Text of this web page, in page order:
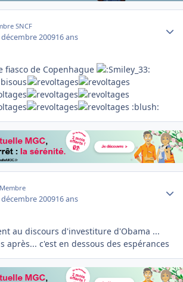
SNCF
décembre 200916 ans
fiasco de Copenhague
:blush:
Membre
décembre 200916 ans
au discours d'investiture d'Obama ...
après... c'est en dessous des espérances